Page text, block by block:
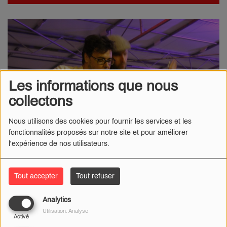
Les informations que nous
collectons
Nous utilisons des cookies pour fournir les services et les
fonctionnalités proposés sur notre site et pour améliorer
l'expérience de nos utilisateurs.
Tout accepter Tout refuser
Analytics
Activé
Utilisation: Analyse
Radio Numéro 1- Le 21 juin prochain, à l’occasion de la
Fête de la Musique 2025, le Square Gambon accueillera